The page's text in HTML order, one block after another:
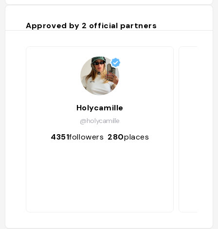
Approved by 2 official partners
Holycamille
@holycamille
4351followers 280places